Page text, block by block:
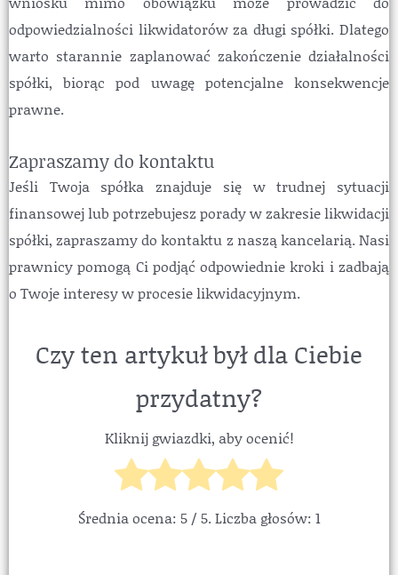
odpowiedzialności likwidatorów za długi spółki. Dlatego
warto starannie zaplanować zakończenie działalności
spółki, biorąc pod uwagę potencjalne konsekwencje
prawne.
Zapraszamy do kontaktu
Jeśli Twoja spółka znajduje się w trudnej sytuacji
finansowej lub potrzebujesz porady w zakresie likwidacji
spółki, zapraszamy do kontaktu z naszą kancelarią. Nasi
prawnicy pomogą Ci podjąć odpowiednie kroki i zadbają
o Twoje interesy w procesie likwidacyjnym.
Czy ten artykuł był dla Ciebie
przydatny?
Kliknij gwiazdki, aby ocenić!
Średnia ocena: 5/ 5. Liczba głosów: 1